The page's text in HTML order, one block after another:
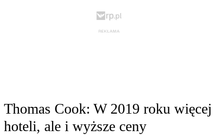
Thomas Cook: W 2019 roku więcej
hoteli, ale i wyższe ceny